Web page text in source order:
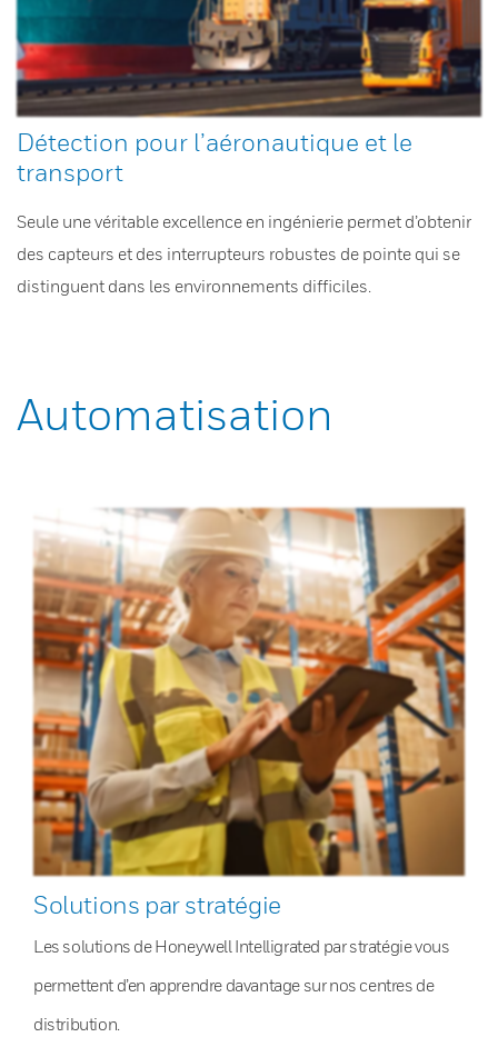
Détection pour l’aéronautique et le
transport
Seule une véritable excellence en ingénierie permet d’obtenir
des capteurs et des interrupteurs robustes de pointe qui se
distinguent dans les environnements difficiles.
Automatisation
Solutions par stratégie
Les solutions de Honeywell Intelligrated par stratégie vous
permettent d’en apprendre davantage sur nos centres de
distribution.